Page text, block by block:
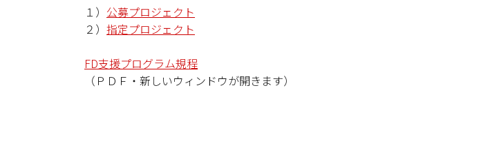
１） 公募プロジェクト
２） 指定プロジェクト
FD支援プログラム規程
（ＰＤＦ・新しいウィンドウが開きます）